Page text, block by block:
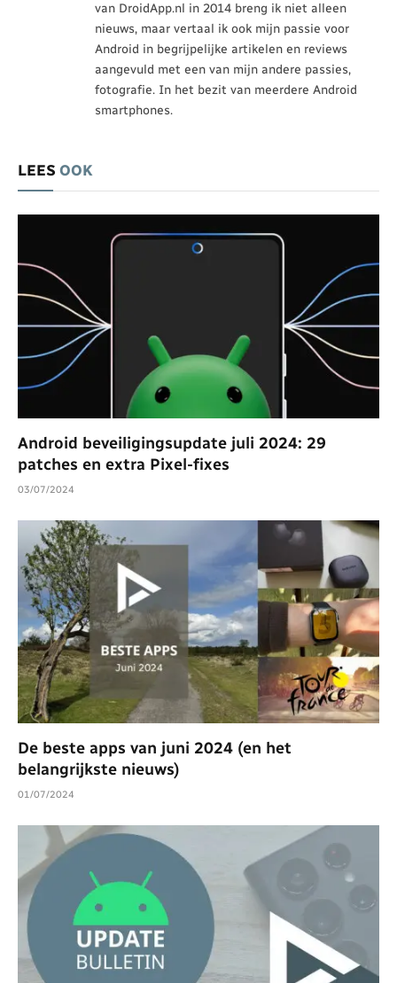
van DroidApp.nl in 2014 breng ik niet alleen
nieuws, maar vertaal ik ook mijn passie voor
Android in begrijpelijke artikelen en reviews
aangevuld met een van mijn andere passies,
fotografie. In het bezit van meerdere Android
smartphones.
LEES OOK
Android beveiligingsupdate juli 2024: 29
patches en extra Pixel-fixes
03/07/2024
De beste apps van juni 2024 (en het
belangrijkste nieuws)
01/07/2024